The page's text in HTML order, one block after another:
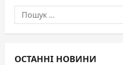
Пошук:
ОСТАННІ НОВИНИ